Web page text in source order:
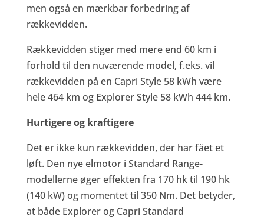
men også en mærkbar forbedring af
rækkevidden.
Rækkevidden stiger med mere end 60 km i
forhold til den nuværende model, f.eks. vil
rækkevidden på en Capri Style 58 kWh være
hele 464 km og Explorer Style 58 kWh 444 km.
Hurtigere og kraftigere
Det er ikke kun rækkevidden, der har fået et
løft. Den nye elmotor i Standard Range-
modellerne øger effekten fra 170 hk til 190 hk
(140 kW) og momentet til 350 Nm. Det betyder,
at både Explorer og Capri Standard